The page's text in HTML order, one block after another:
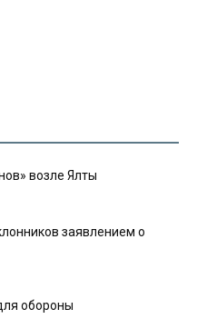
возле Ялты
заявлением о
обороны